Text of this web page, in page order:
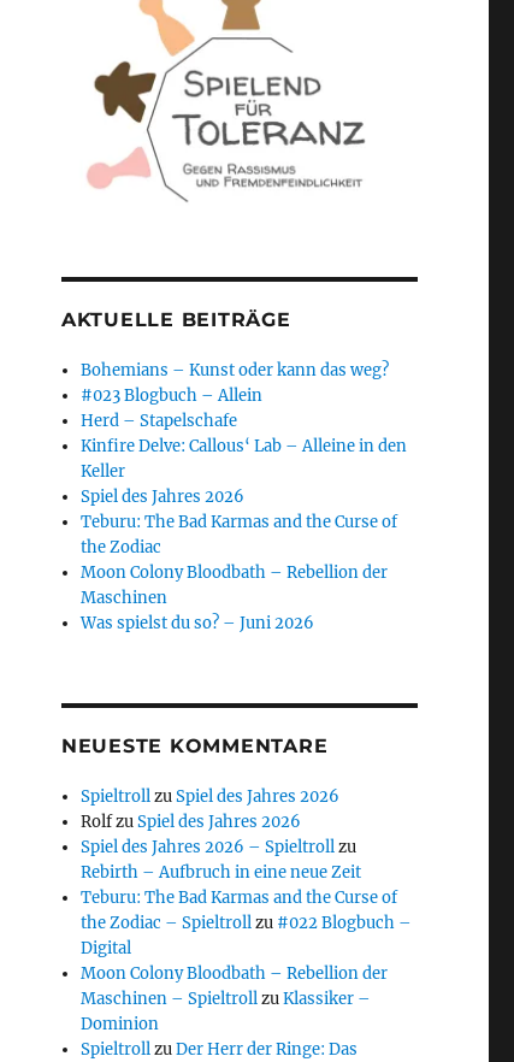
AKTUELLE BEITRÄGE
Bohemians – Kunst oder kann das weg?
#023 Blogbuch – Allein
Herd – Stapelschafe
Kinfire Delve: Callous‘ Lab – Alleine in den
Keller
Spiel des Jahres 2026
Teburu: The Bad Karmas and the Curse of
the Zodiac
Moon Colony Bloodbath – Rebellion der
Maschinen
Was spielst du so? – Juni 2026
NEUESTE KOMMENTARE
SpieltrollzuSpiel des Jahres 2026
RolfzuSpiel des Jahres 2026
Spiel des Jahres 2026 – Spieltrollzu
Rebirth – Aufbruch in eine neue Zeit
Teburu: The Bad Karmas and the Curse of
the Zodiac – Spieltrollzu #022 Blogbuch –
Digital
Moon Colony Bloodbath – Rebellion der
Maschinen – SpieltrollzuKlassiker –
Dominion
SpieltrollzuDer Herr der Ringe: Das